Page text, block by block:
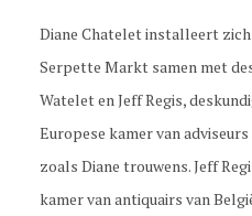
Diane Chatelet installeert zich
Serpette Markt samen met
Watelet en Jeff Regis,
Europese kamer van
zoals Diane trouwens. Jeff
kamer van antiquairs van